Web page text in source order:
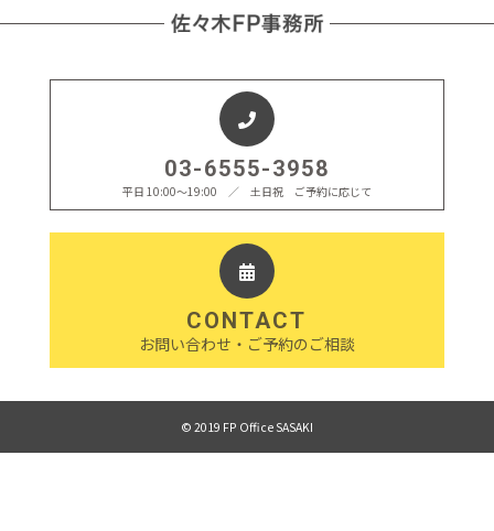
03-6555-3958
平日 10:00〜19:00 ／ 土日祝 ご予約に応じて
CONTACT
お問い合わせ・ご予約のご相談
© 2019 FP Office SASAKI